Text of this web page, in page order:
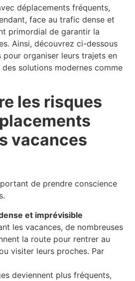
déplacements fréquents,
face au trafic dense et
primordial de garantir la
Ainsi, découvrez ci-dessous
organiser leurs trajets en
solutions modernes comme
les risques
vacances
de prendre conscience
et imprévisible
les vacances, de nombreuses
la route pour rentrer au
visiter leurs proches. Par
deviennent plus fréquents,